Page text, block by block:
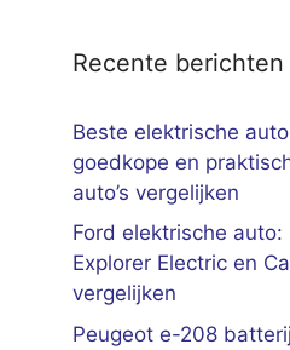
Recente berichten
Beste elektrische
goedkope en
auto’s vergelijken
Ford elektrische
Explorer Electric en
vergelijken
Peugeot e-208